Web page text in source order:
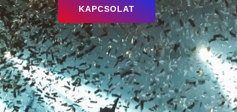
KAPCSOLAT